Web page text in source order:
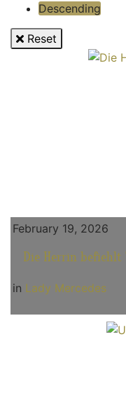
Descending
Reset
February 19, 2026
Die Herrin befiehlt
in Lady Mercedes